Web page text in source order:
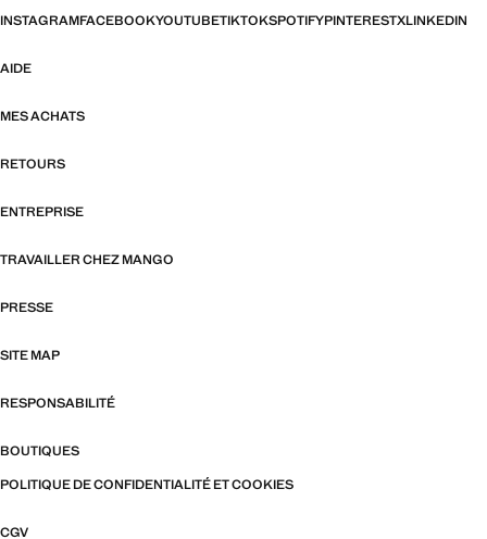
INSTAGRAMFACEBOOKYOUTUBETIKTOKSPOTIFYPINTERESTXLINKEDIN
AIDE
MES ACHATS
RETOURS
ENTREPRISE
TRAVAILLER CHEZ MANGO
PRESSE
SITE MAP
RESPONSABILITÉ
BOUTIQUES
POLITIQUE DE CONFIDENTIALITÉ ET COOKIES
CGV